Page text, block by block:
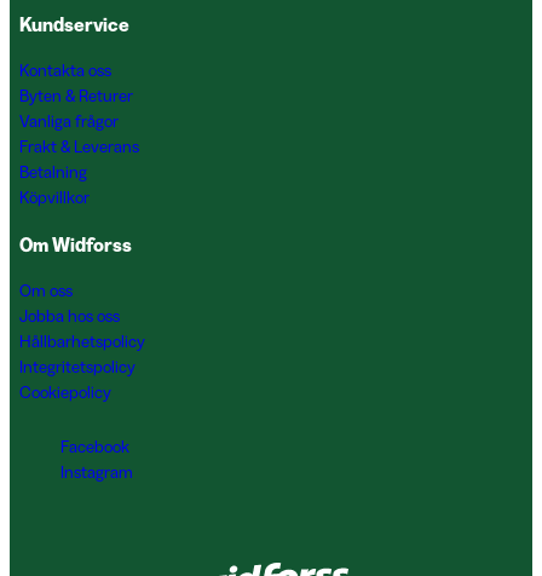
Kundservice
Kontakta oss
Byten & Returer
Vanliga frågor
Frakt & Leverans
Betalning
Köpvillkor
Om Widforss
Om oss
Jobba hos oss
Hållbarhetspolicy
Integritetspolicy
Cookiepolicy
Facebook
Instagram